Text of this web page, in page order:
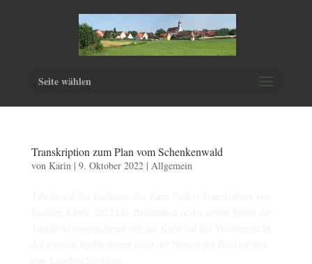
Seite wählen
Transkription zum Plan vom Schenkenwald
von Karin| 9. Oktober 2022| Allgemein